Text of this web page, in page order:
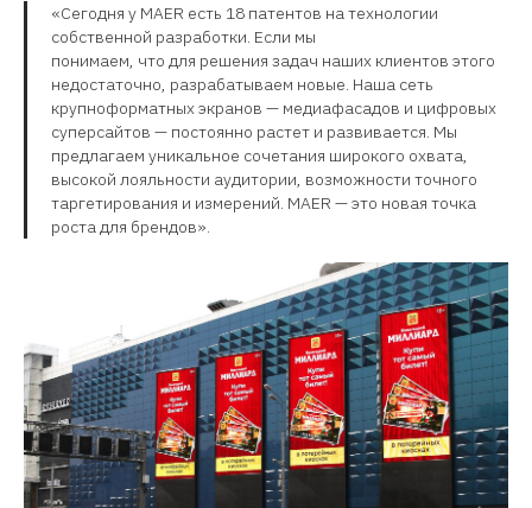
«Сегодня у MAER есть 18 патентов на технологии
собственной разработки. Если мы
понимаем, что для решения задач наших клиентов этого
недостаточно, разрабатываем новые. Наша сеть
крупноформатных экранов — медиафасадов и цифровых
суперсайтов — постоянно растет и развивается. Мы
предлагаем уникальное сочетания широкого охвата,
высокой лояльности аудитории, возможности точного
таргетирования и измерений. MAER — это новая точка
роста для брендов».